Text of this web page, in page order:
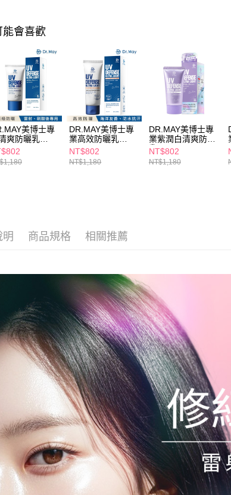
能會喜歡
美博士專
爽防曬乳
DR.MAY美博士專
業高效防曬乳
SPF50+60ml
NT$802
NT$1,180
DR.MAY美博士專
業紫潤白清爽防曬
乳40ml
NT$802
NT$1,180
明 商品規格 相關推薦